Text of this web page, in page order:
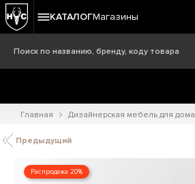
КАТАЛОГМагазины
Главная Дизайнерская мебель для дома
Предыдущий
Распродажа 20%